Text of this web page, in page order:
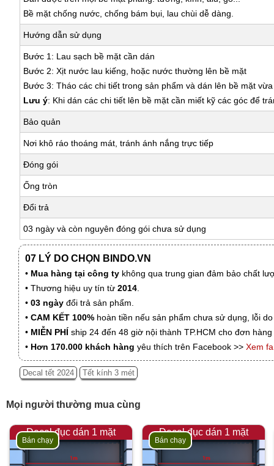
Bề mặt chống nước, chống bám bụi, lau chùi dễ dàng.
Hướng dẫn sử dụng
Bước 1: Lau sạch bề mặt cần dán
Bước 2: Xịt nước lau kiếng, hoặc nước thường lên bề mặt
Bước 3: Tháo các chi tiết trong sản phẩm và dán lên bề mặt
Lưu ý: Khi dán các chi tiết lên bề mặt cần miết kỹ các góc để
Bảo quản
Nơi khô ráo thoáng mát, tránh ánh nắng trực tiếp
Đóng gói
Ống tròn
Đổi trả
03 ngày và còn nguyên đóng gói chưa sử dụng
07 LÝ DO CHỌN BINDO.VN
• Mua hàng tại công ty không qua trung gian đảm bảo chất
• Thương hiệu uy tín từ 2014.
• 03 ngày đổi trả sản phẩm.
• CAM KẾT 100% hoàn tiền nếu sản phẩm chưa sử dụng, lỗi
• MIỄN PHÍ ship 24 đến 48 giờ nội thành TP.HCM cho đơn
• Hơn 170.000 khách hàng yêu thích trên Facebook >> Xem
Decal tết 2024 Tết kính 3 mét
Mọi người thường mua cùng
Decal đục dán 1 mặt
Bán chạy
Decal đục dán 1 mặt
Bán chạy